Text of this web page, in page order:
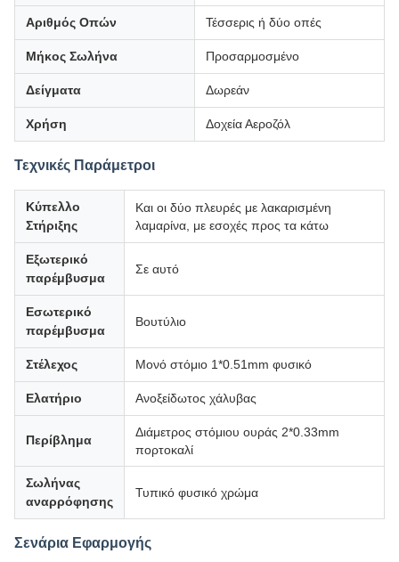
Αριθμός Οπών Τέσσερις ή δύο οπές
Μήκος Σωλήνα Προσαρμοσμένο
Δείγματα Δωρεάν
Χρήση Δοχεία Αεροζόλ
Τεχνικές Παράμετροι
Κύπελλο
Στήριξης
Και οι δύο πλευρές με λακαρισμένη
λαμαρίνα, με εσοχές προς τα κάτω
Εξωτερικό
παρέμβυσμα
Σε αυτό
Εσωτερικό
παρέμβυσμα
Βουτύλιο
Στέλεχος Μονό στόμιο 1*0.51mm φυσικό
Ελατήριο Ανοξείδωτος χάλυβας
Περίβλημα
Διάμετρος στόμιου ουράς 2*0.33mm
πορτοκαλί
Σωλήνας
αναρρόφησης
Τυπικό φυσικό χρώμα
Σενάρια Εφαρμογής